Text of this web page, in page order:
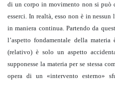
di un corpo in movimento non si può
esserci. In realtà, esso non è in
in maniera continua. Partendo da
l’aspetto fondamentale della
(relativo) è solo un aspetto
supponesse la materia per se stessa
opera di un «intervento esterno»